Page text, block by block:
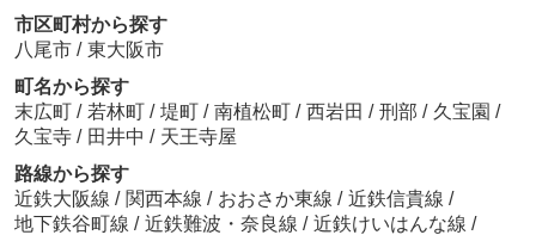
市区町村から探す
八尾市 / 東大阪市
町名から探す
末広町 / 若林町 / 堤町 / 南植松町 / 西岩田 / 刑部 / 久宝園 /
久宝寺 / 田井中 / 天王寺屋
路線から探す
近鉄大阪線 / 関西本線 / おおさか東線 / 近鉄信貴線 /
地下鉄谷町線 / 近鉄難波・奈良線 / 近鉄けいはんな線 /